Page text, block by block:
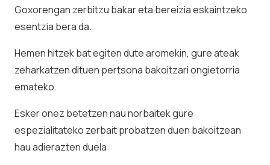
Goxorengan zerbitzu bakar eta bereizia eskaintzeko
esentzia bera da.
Hemen hitzek bat egiten dute aromekin, gure ateak
zeharkatzen dituen pertsona bakoitzari ongietorria
emateko.
Esker onez betetzen nau norbaitek gure
espezialitateko zerbait probatzen duen bakoitzean
hau adierazten duela: